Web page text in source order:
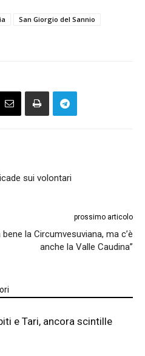
San Giorgio del Sannio
sui volontari
prossimo articolo
la Circumvesuviana, ma c’è
anche la Valle Caudina”
e Tari, ancora scintille